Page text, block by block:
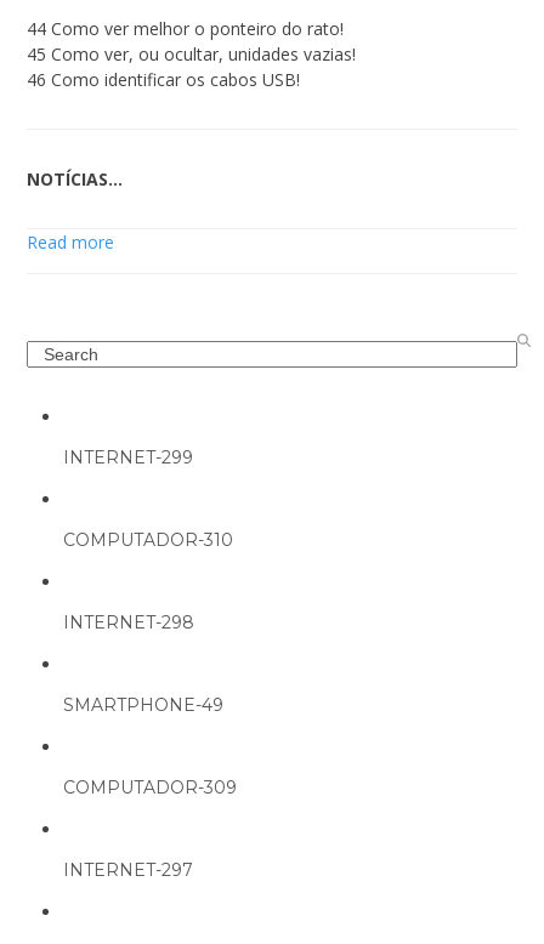
44 Como ver melhor o ponteiro do rato!
45 Como ver, ou ocultar, unidades vazias!
46 Como identificar os cabos USB!
NOTÍCIAS…
Read more
Search
INTERNET-299
COMPUTADOR-310
INTERNET-298
SMARTPHONE-49
COMPUTADOR-309
INTERNET-297